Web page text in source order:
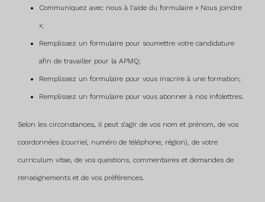
Communiquez avec nous à l’aide du formulaire « Nous joindre
»;
Remplissez un formulaire pour soumettre votre candidature
afin de travailler pour la APMQ;
Remplissez un formulaire pour vous inscrire à une formation;
Remplissez un formulaire pour vous abonner à nos infolettres.
Selon les circonstances, il peut s’agir de vos nom et prénom, de vos
coordonnées (courriel, numéro de téléphone, région), de votre
curriculum vitae, de vos questions, commentaires et demandes de
renseignements et de vos préférences.